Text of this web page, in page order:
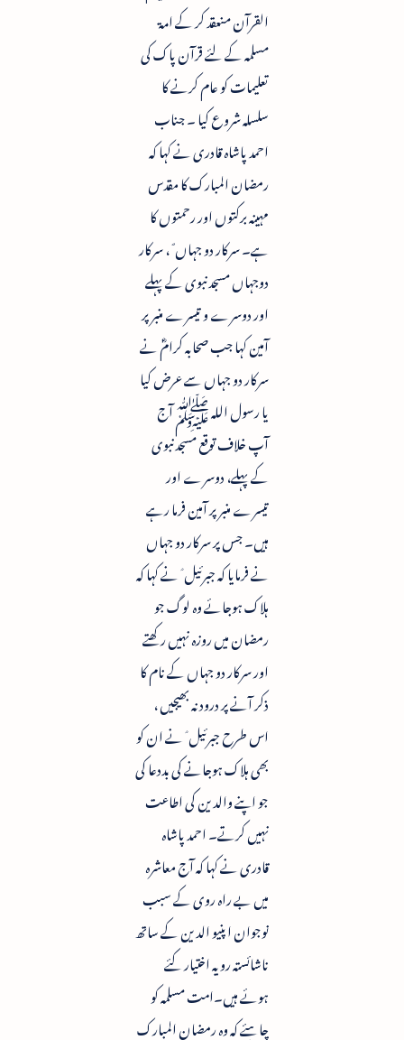
القرآن منعقد کر کے امۃ
مسلمہ کے لئے قرآن پاک کی
تعلیمات کو عام کرنے کا
سلسلہ شروع کیا ۔ جناب
احمد پاشاہ قادری نے کہا کہ
رمضان المبارک کا مقدس
مہینہ برکتوں اور رحمتوں کا
ہے۔ سرکار دو جہاں ؐ ، سرکار
دوجہاں مسجد نبوی کے پہلے
اور دوسرے و تیسرے منبر پر
آمین کہا جب صحابہ کرامؓ نے
سرکار دو جہاں سے عرض کیا
یا رسول اللہ ﷺ آج
آپ خلاف توقع مسجد نبوی
کے پہلے، دوسرے اور
تیسرے منبر پر آمین فرما رہے
ہیں۔ جس پر سرکار دو جہاں
نے فرمایا کہ جبرئیل ؑ نے کہا کہ
ہلاک ہوجائے وہ لوگ جو
رمضان میں روزہ نہیں رکھتے
اور سرکار دو جہاں کے نام کا
ذکر آنے پر درود نہ بھیجیں ،
اس طرح جبرئیل ؑ نے ان کو
بھی ہلاک ہوجانے کی بددعا کی
جو اپنے والدین کی اطاعت
نہیں کرتے۔ احمد پاشاہ
قادری نے کہا کہ آج معاشرہ
میں بے راہ روی کے سبب
نوجوان اپنیو الدین کے ساتھ
ناشائستہ رویہ اختیار کئے
ہوئے ہیں۔امت مسلمہ کو
چاہئے کہ وہ رمضان المبارک